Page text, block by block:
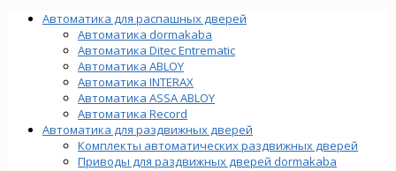
Автоматика для распашных дверей
Автоматика dormakaba
Автоматика Ditec Entrematic
Автоматика ABLOY
Автоматика INTERAX
Автоматика ASSA ABLOY
Автоматика Record
Автоматика для раздвижных дверей
Комплекты автоматических раздвижных дверей
Приводы для раздвижных дверей dormakaba